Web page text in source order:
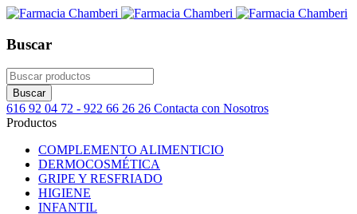
Buscar
616 92 04 72 - 922 66 26 26 Contacta con Nosotros
Productos
COMPLEMENTO ALIMENTICIO
DERMOCOSMÉTICA
GRIPE Y RESFRIADO
HIGIENE
INFANTIL